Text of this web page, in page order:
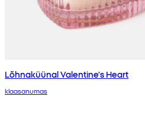
Lõhnaküünal Valentine's Heart
klaasanumas